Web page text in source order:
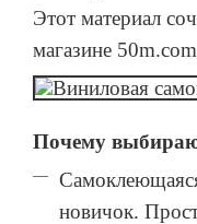
Этот материал
магазине
Почему
новичок.